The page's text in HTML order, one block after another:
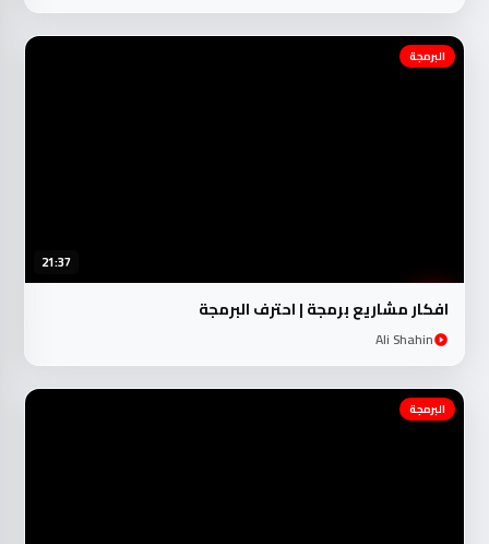
21:37
البرمجة
افكار مشاريع برمجة | احترف البرمجة
Ali Shahin
البرمجة